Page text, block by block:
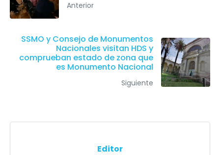
Anterior
SSMO y Consejo de Monumentos
Nacionales visitan HDS y
comprueban estado de zona que
es Monumento Nacional
Siguiente
Editor